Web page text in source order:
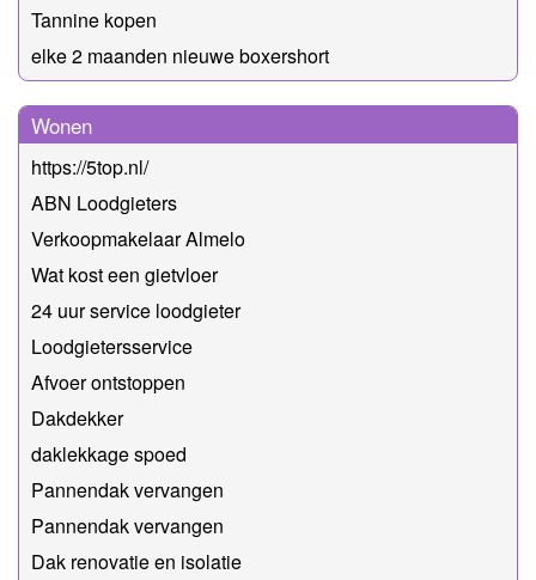
Tannine kopen
elke 2 maanden nieuwe boxershort
Wonen
https://5top.nl/
ABN Loodgieters
Verkoopmakelaar Almelo
Wat kost een gietvloer
24 uur service loodgieter
Loodgietersservice
Afvoer ontstoppen
Dakdekker
daklekkage spoed
Pannendak vervangen
Pannendak vervangen
Dak renovatie en isolatie